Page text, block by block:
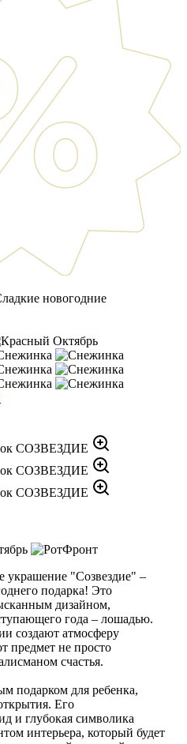
новогодние
украшение "Созвездие" –
подарка! Это
дизайном,
года – лошадью.
создают атмосферу
предмет не просто
счастья.
подарком для ребенка,
Его
и глубокая символика
интерьера, который будет